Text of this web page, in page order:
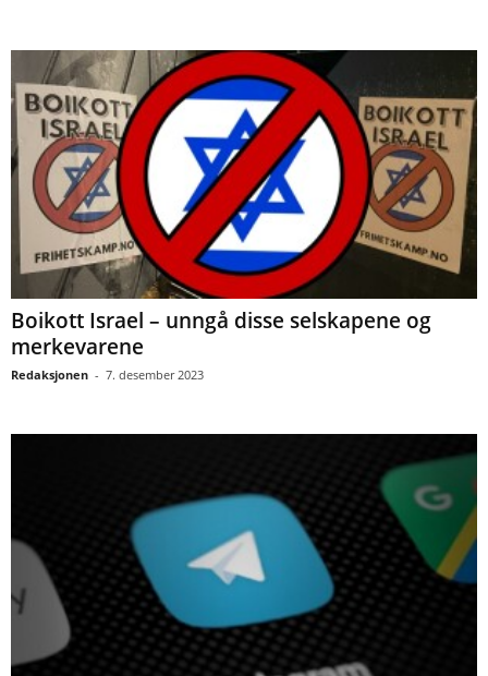
Boikott Israel – unngå disse selskapene og
merkevarene
Redaksjonen - 7. desember 2023